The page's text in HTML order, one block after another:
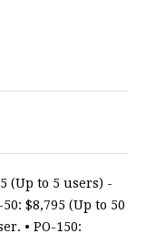
(Up to 5 users) -
$8,795 (Up to 50
• PO-150: